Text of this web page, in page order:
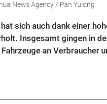
News Agency / Pan Yulong
sich auch dank einer
Insgesamt gingen in
an Verbraucher